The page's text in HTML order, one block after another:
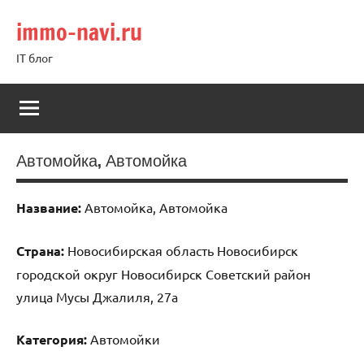
содержимому
immo-navi.ru
IT блог
Автомойка, Автомойка
Название: Автомойка, Автомойка
Страна: Новосибирская область Новосибирск
городской округ Новосибирск Советский район
улица Мусы Джалиля, 27а
Категория: Автомойки